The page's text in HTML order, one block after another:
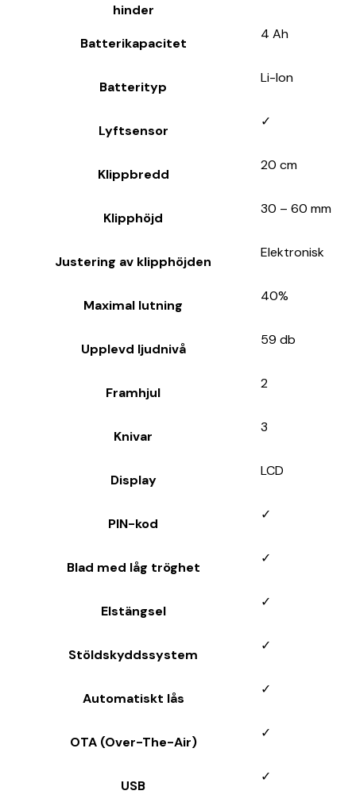
hinder
Batterikapacitet
4 Ah
Batterityp
Li-Ion
Lyftsensor
✓
Klippbredd
20 cm
Klipphöjd
30 – 60 mm
Justering av klipphöjden
Elektronisk
Maximal lutning
40%
Upplevd ljudnivå
59 db
Framhjul
2
Knivar
3
Display
LCD
PIN-kod
✓
Blad med låg tröghet
✓
Elstängsel
✓
Stöldskyddssystem
✓
Automatiskt lås
✓
OTA (Over-The-Air)
✓
USB
✓